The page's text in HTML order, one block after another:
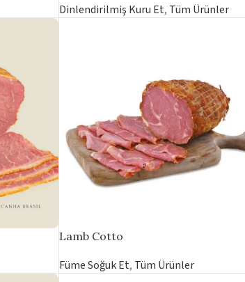
Dinlendirilmiş Kuru Et, Tüm Ürünler
Lamb Cotto
Füme Soğuk Et, Tüm Ürünler